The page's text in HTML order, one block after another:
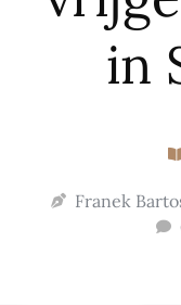
in
Franek